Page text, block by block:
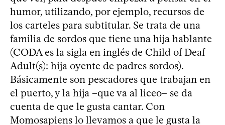
humor, utilizando, por ejemplo, recursos de
los carteles para subtitular. Se trata de una
familia de sordos que tiene una hija hablante
(CODA es la sigla en inglés de Child of Deaf
Adult(s): hija oyente de padres sordos).
Básicamente son pescadores que trabajan en
el puerto, y la hija –que va al liceo– se da
cuenta de que le gusta cantar. Con
Momosapiens lo llevamos a que le gusta la